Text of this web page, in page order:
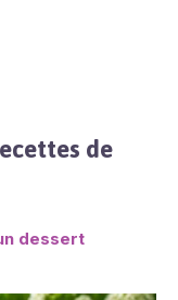
ou
de table
de
dessert